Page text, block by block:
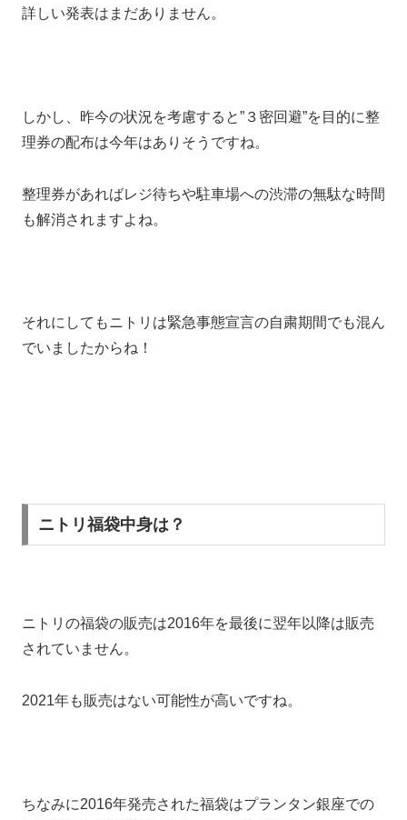
詳しい発表はまだありません。
しかし、昨今の状況を考慮すると”３密回避”を目的に整
理券の配布は今年はありそうですね。
整理券があればレジ待ちや駐車場への渋滞の無駄な時間
も解消されますよね。
それにしてもニトリは緊急事態宣言の自粛期間でも混ん
でいましたからね！
ニトリ福袋中身は？
ニトリの福袋の販売は2016年を最後に翌年以降は販売
されていません。
2021年も販売はない可能性が高いですね。
ちなみに2016年発売された福袋はプランタン銀座での